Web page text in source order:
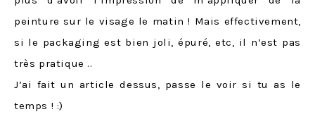
peinture sur le visage le matin ! Mais effectivement,
si le packaging est bien joli, épuré, etc, il n’est pas
très pratique ..
J’ai fait un article dessus, passe le voir si tu as le
temps ! :)